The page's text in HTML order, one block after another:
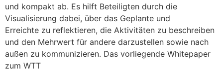
und kompakt ab. Es hilft Beteiligten durch die
Visualisierung dabei, über das Geplante und
Erreichte zu reflektieren, die Aktivitäten zu beschreiben
und den Mehrwert für andere darzustellen sowie nach
außen zu kommunizieren. Das vorliegende Whitepaper
zum WTT